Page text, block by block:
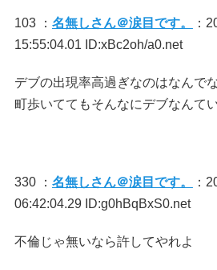
103 ： 名無しさん＠涙目です。
：
15:55:04.01 ID:xBc2oh/a0.net
デブの出現率高過ぎなのはなんで
町歩いててもそんなにデブなんて
330 ： 名無しさん＠涙目です。
：
06:42:04.29 ID:g0hBqBxS0.net
不倫じゃ無いなら許してやれよ